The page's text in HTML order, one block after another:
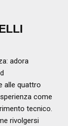
adora
alle quattro
come
tecnico.
rivolgersi